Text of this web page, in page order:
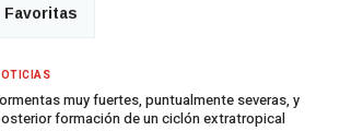
Favoritas
muy fuertes, puntualmente severas, y
formación de un ciclón extratropical